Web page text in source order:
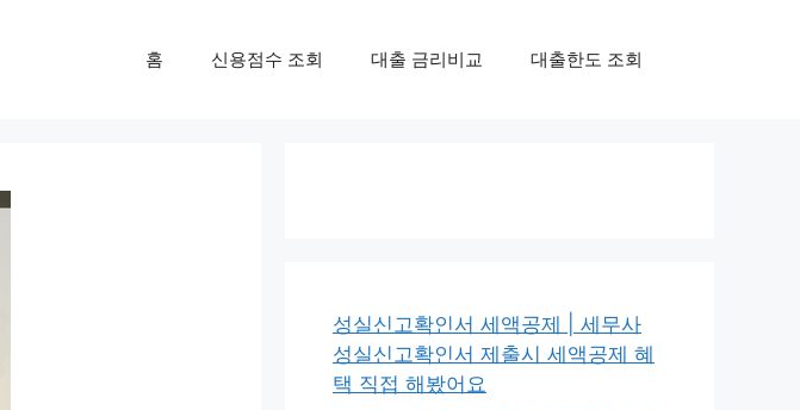
홈 신용점수 조회 대출 금리비교 대출한도 조회
성실신고확인서 세액공제 | 세무사
성실신고확인서 제출시 세액공제 혜
택 직접 해봤어요